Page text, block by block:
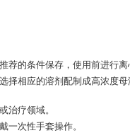
荐的条件保存，使用前进行离
择相应的溶剂配制成高浓度
治疗领域。
一次性手套操作。